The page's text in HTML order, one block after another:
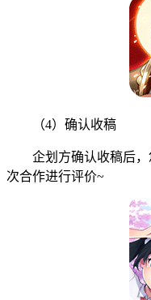
（4）确认收稿
企划方确认收稿后，
次合作进行评价~